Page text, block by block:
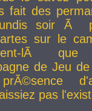
fait des
soir Ã
sur le
lÃ que
de Jeu
pas